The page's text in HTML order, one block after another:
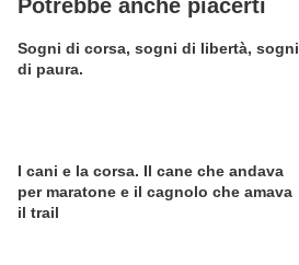
Potrebbe anche piacerti
Sogni di corsa, sogni di libertà, sogni
di paura.
I cani e la corsa. Il cane che andava
per maratone e il cagnolo che amava
il trail